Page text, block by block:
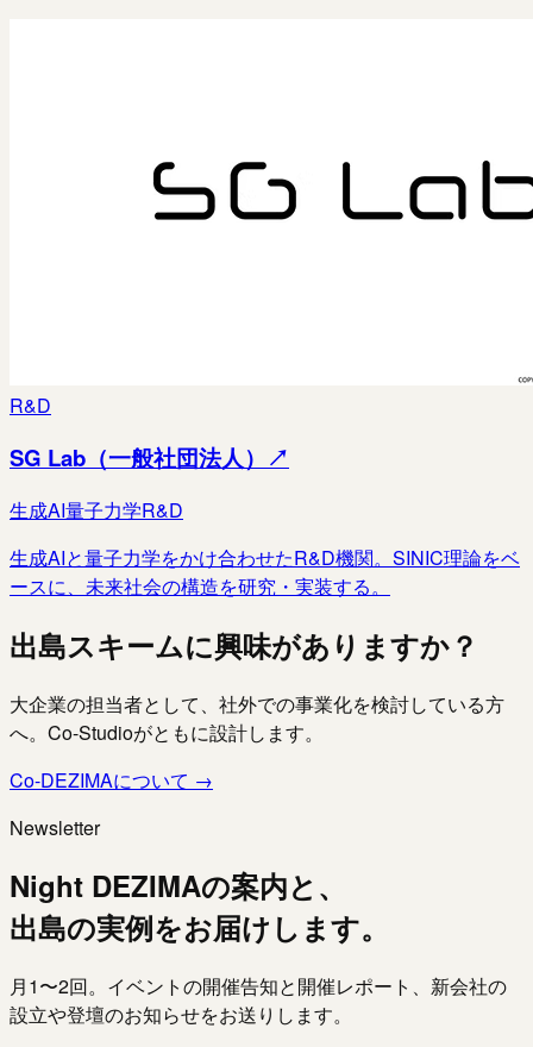
R&D
SG Lab（一般社団法人） ↗
生成AI量子力学R&D
生成AIと量子力学をかけ合わせたR&D機関。SINIC理論をベ
ースに、未来社会の構造を研究・実装する。
出島スキームに興味がありますか？
大企業の担当者として、社外での事業化を検討している方
へ。Co-Studioがともに設計します。
Co-DEZIMAについて →
Newsletter
Night DEZIMAの案内と、
出島の実例をお届けします。
月1〜2回。イベントの開催告知と開催レポート、新会社の
設立や登壇のお知らせをお送りします。